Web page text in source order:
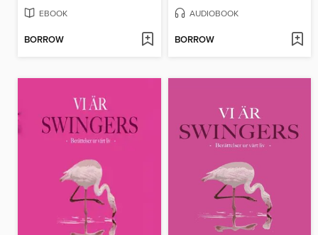
EBOOK
BORROW
AUDIOBOOK
BORROW